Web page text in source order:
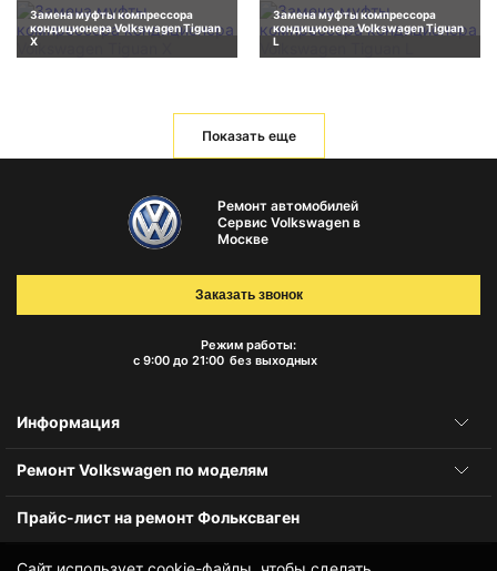
Замена муфты компрессора
кондиционера Volkswagen Tiguan
X
Замена муфты компрессора
кондиционера Volkswagen Tiguan
L
Показать еще
Ремонт автомобилей
Сервис Volkswagen в
Москве
Режим работы:
с 9:00 до 21:00 без выходных
Заказать звонок
Информация
Ремонт Volkswagen по моделям
Прайс-лист на ремонт Фольксваген